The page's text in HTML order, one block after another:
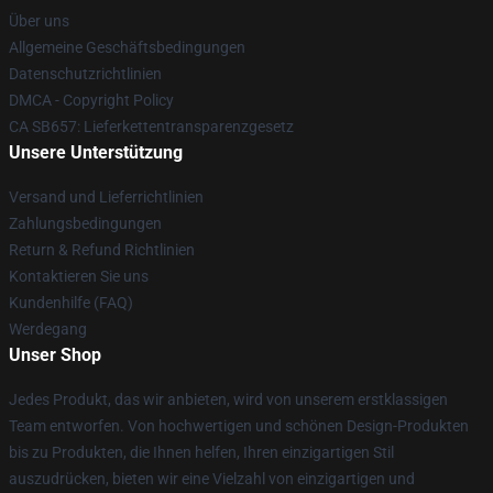
Über uns
Allgemeine Geschäftsbedingungen
Datenschutzrichtlinien
DMCA - Copyright Policy
CA SB657: Lieferkettentransparenzgesetz
Unsere Unterstützung
Versand und Lieferrichtlinien
Zahlungsbedingungen
Return & Refund Richtlinien
Kontaktieren Sie uns
Kundenhilfe (FAQ)
Werdegang
Unser Shop
Jedes Produkt, das wir anbieten, wird von unserem erstklassigen
Team entworfen. Von hochwertigen und schönen Design-Produkten
bis zu Produkten, die Ihnen helfen, Ihren einzigartigen Stil
auszudrücken, bieten wir eine Vielzahl von einzigartigen und